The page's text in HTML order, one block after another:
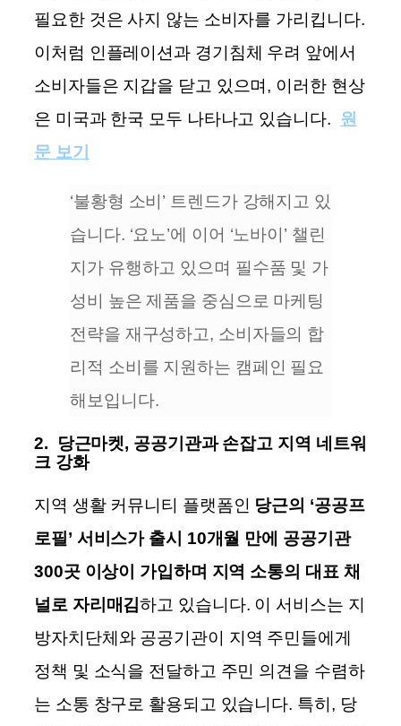
필요한 것은 사지 않는 소비자를 가리킵니다.
이처럼 인플레이션과 경기침체 우려 앞에서
소비자들은 지갑을 닫고 있으며, 이러한 현상
은 미국과 한국 모두 나타나고 있습니다. 원
문 보기
‘불황형 소비’ 트렌드가 강해지고 있
습니다. ‘요노’에 이어 ‘노바이’ 챌린
지가 유행하고 있으며 필수품 및 가
성비 높은 제품을 중심으로 마케팅
전략을 재구성하고, 소비자들의 합
리적 소비를 지원하는 캠페인 필요
해보입니다.
2.
당근마켓, 공공기관과 손잡고 지역 네트워
크 강화
지역 생활 커뮤니티 플랫폼인 당근의 ‘공공프
로필’ 서비스가 출시 10개월 만에 공공기관
300곳 이상이 가입하며 지역 소통의 대표 채
널로 자리매김하고 있습니다. 이 서비스는 지
방자치단체와 공공기관이 지역 주민들에게
정책 및 소식을 전달하고 주민 의견을 수렴하
는 소통 창구로 활용되고 있습니다. 특히, 당